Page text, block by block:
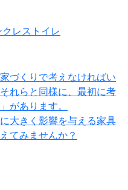
づくりで考えなければい
れらと同様に、最初に考
があります。
大きく影響を与える家具
てみませんか？